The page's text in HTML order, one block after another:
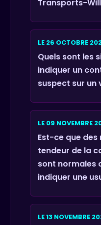
Transports-
LE 26 OCTOBRE
Quels sont les
indiquer un
suspect sur un
LE 09 NOVEMBRE
Est-ce que
tendeur de la
sont normales
indiquer une
LE 13 NOVEMBRE